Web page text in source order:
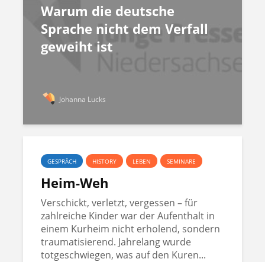
Warum die deutsche
Sprache nicht dem Verfall
geweiht ist
Johanna Lucks
GESPRÄCH HISTORY LEBEN SEMINARE
Heim-Weh
Verschickt, verletzt, vergessen – für
zahlreiche Kinder war der Aufenthalt in
einem Kurheim nicht erholend, sondern
traumatisierend. Jahrelang wurde
totgeschwiegen, was auf den Kuren...